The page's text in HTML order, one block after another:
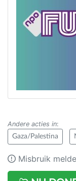
Andere acties in:
Gaza/Palestina
Misbruik